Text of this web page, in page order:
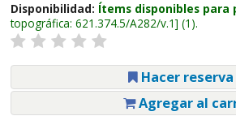
Disponibilidad: Ítems disponibles para
topográfica: 621.374.5/A282/v.1 (1).
Hacer reserva
Agregar al